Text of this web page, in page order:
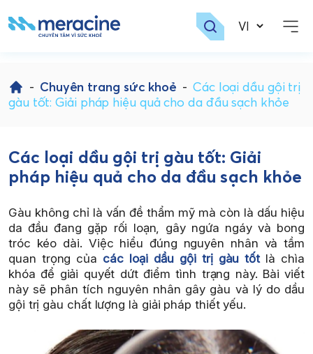
to
content
- Chuyên trang sức khoẻ - Các loại dầu gội trị
gàu tốt: Giải pháp hiệu quả cho da đầu sạch khỏe
Các loại dầu gội trị gàu tốt: Giải
pháp hiệu quả cho da đầu sạch khỏe
Gàu không chỉ là vấn đề thẩm mỹ mà còn là dấu hiệu
da đầu đang gặp rối loạn, gây ngứa ngáy và bong
tróc kéo dài. Việc hiểu đúng nguyên nhân và tầm
quan trọng của các loại dầu gội trị gàu tốt là chìa
khóa để giải quyết dứt điểm tình trạng này. Bài viết
này sẽ phân tích nguyên nhân gây gàu và lý do dầu
gội trị gàu chất lượng là giải pháp thiết yếu.